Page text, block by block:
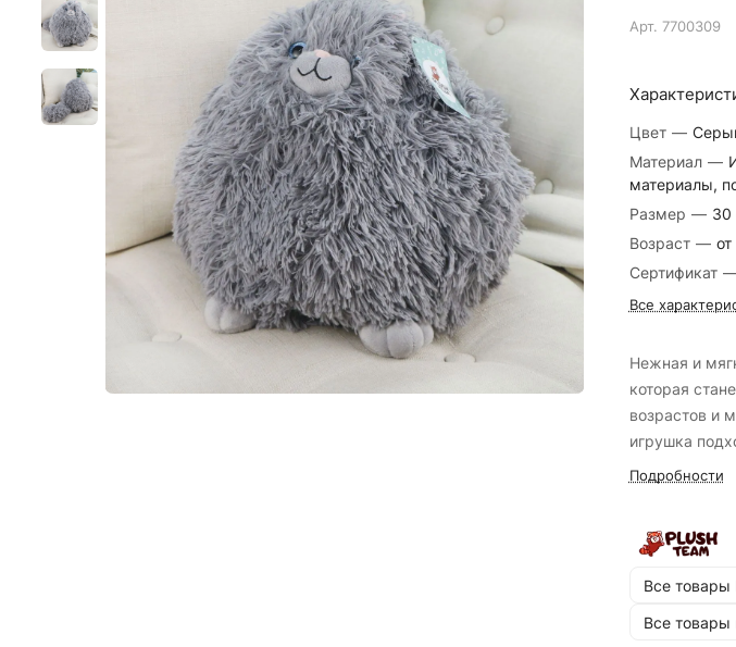
Арт. 7700309
Цвет —
Материал —
материалы,
Размер — 30
Возраст —
Сертификат
Все
Нежная и
которая
возрастов и
игрушка
подростков,
приятного
тактильное
при
Подробности
Все товары
Все товары